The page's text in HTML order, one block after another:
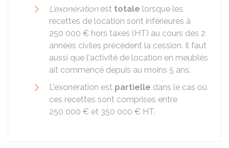
L'exonérationest totale lorsque les
recettes de location sont inférieures à
250 000 € hors taxes (HT) au cours des 2
années civiles précédent la cession. Il faut
aussi que l'activité de location en meublés
ait commencé depuis au moins 5 ans.
L'exonération est partielle dans le cas où
ces recettes sont comprises entre
250 000 € et 350 000 € HT.